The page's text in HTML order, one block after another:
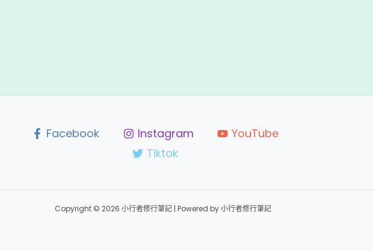
Facebook Instagram
YouTube
Tiktok
Copyright © 2026 小行者修行筆記 | Powered by 小行者修行筆記